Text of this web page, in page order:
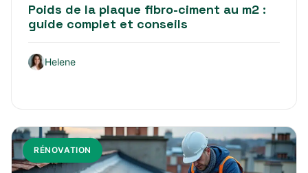
Poids de la plaque fibro-ciment au m2 :
guide complet et conseils
Helene
RÉNOVATION